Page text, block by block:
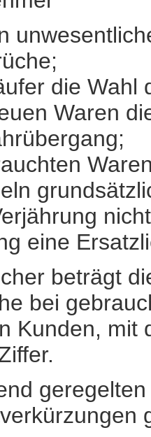
die Wahl
Waren
eine
beträgt
bei
Kunden, mit